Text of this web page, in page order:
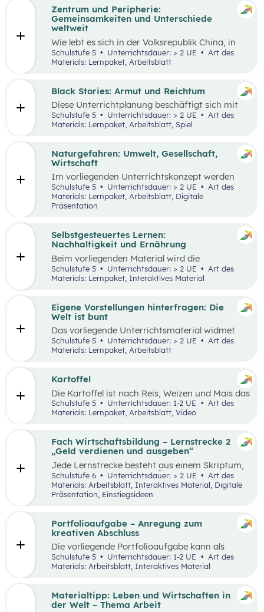
Eigene Vorstellungen hinterfragen: Die
Welt ist bunt
Das vorliegende Unterrichtsmaterial widmet
sich dem Thema Stereotype – insbesondere in
Bezug auf Afrika – und kann als Einstieg in das
visuellem Input soll den Schüler:innen
hinterfragen, zu dekonstruieren und zu
rekonstruieren.
Schulstufe 5 Unterrichtsdauer: > 2 UE
Materials: Lernpaket, Arbeitsblatt
Zentrum und Peripherie:
Gemeinsamkeiten und Unterschiede
weltweit
Wie lebt es sich in der Volksrepublik China, in
Grönland oder in den österreichischen Alpen?
Welche Gemeinsamkeiten und Unterschiede
gibt es? Menschen weltweit haben die gleichen
Wünsche. Sie arbeiten in der Regel, sind an
gleichzeitig mobil sein. Wie diese
Lebensbereiche konkret ausgestaltet sind und
welche Anforderungen sich ergeben, hängt
Schulstufe 5 Unterrichtsdauer: > 2 UE
Materials: Lernpaket, Arbeitsblatt
Kartoffel
Die Kartoffel ist nach Reis, Weizen und Mais das
viertwichtigste Grundnahrungsmittel der
Menschheit. Weltweit gibt es rund 5.000
anpassen. Die Unterrichtsmaterialien
behandeln einerseits gesellschaftliche sowie
naturräumliche Bedingungen der
landwirtschaftlichen Produktion. Wesentliche
Charakteristika der räumlichen Umwelt werden
am Fallbeispiel Kartoffel erhoben und
beschrieben.
Schulstufe 5 Unterrichtsdauer: 1-2 UE
Art des
Materials: Lernpaket, Arbeitsblatt, Video
Black Stories: Armut und Reichtum
Diese Unterrichtplanung beschäftigt sich mit
dem umfassenden Themenbereich Armut.
Methodisch stehen dieBlack Stories
Geschichten, die sich mit unterschiedlichen
beschäftigen – im Zentrum, wobei der Fokus
auf Armut und damit verbundenen
Auswirkungen liegt.
Schulstufe 5 Unterrichtsdauer: > 2 UE
Materials: Lernpaket, Arbeitsblatt, Spiel
Fach Wirtschaftsbildung – Lernstrecke 2
„Geld verdienen und ausgeben“
Jede Lernstrecke besteht aus einem Skriptum,
welches dazu dient einen Überblick über die
jeweilige Lernstrecke zu erhalten. Mit
dem eigenen Unterrichtsgegenstand
Wirtschaftsbildung erwerben Schüler:innen das
Einstellungen und Verhaltensbereitschaften, die
sie in ökonomisch geprägten Lebenssituationen
benötigen. Diese sollen ihnen dabei helfen,
ökonomische Herausforderungen, Aufgaben
und Problemstellungen erkennen, analysieren,
beurteilen und erfolgreich bewältigen zu
Schulstufe 6 Unterrichtsdauer: > 2 UE
Materials: Arbeitsblatt, Interaktives Material, Digitale
Präsentation, Einstiegsideen
Naturgefahren: Umwelt, Gesellschaft,
Wirtschaft
Im vorliegenden Unterrichtskonzept werden
natürliche Prozesse und ihre Auswirkungen auf
die Umwelt, Gesellschaft und Wirtschaft
behandelt.
Schulstufe 5 Unterrichtsdauer: > 2 UE
Art des
Materials: Lernpaket, Arbeitsblatt, Digitale
Präsentation
Portfolioaufgabe – Anregung zum
kreativen Abschluss
Die vorliegende Portfolioaufgabe kann als
Abschluss des Kompetenzbereichs „Leben und
Wirtschaften im Hinblick auf nachhaltige
Schulstufe 5 Unterrichtsdauer: 1-2 UE
Art des
Materials: Arbeitsblatt, Interaktives Material
Selbstgesteuertes Lernen:
Nachhaltigkeit und Ernährung
Beim vorliegenden Material wird die
Lernumgebung viachabaDoozur Verfügung
gestellt und mit einem analogen Lernplan (M2)
Schulstufe 5 Unterrichtsdauer: > 2 UE
Materials: Lernpaket, Interaktives Material
Materialtipp: Leben und Wirtschaften in
der Welt – Thema Arbeit